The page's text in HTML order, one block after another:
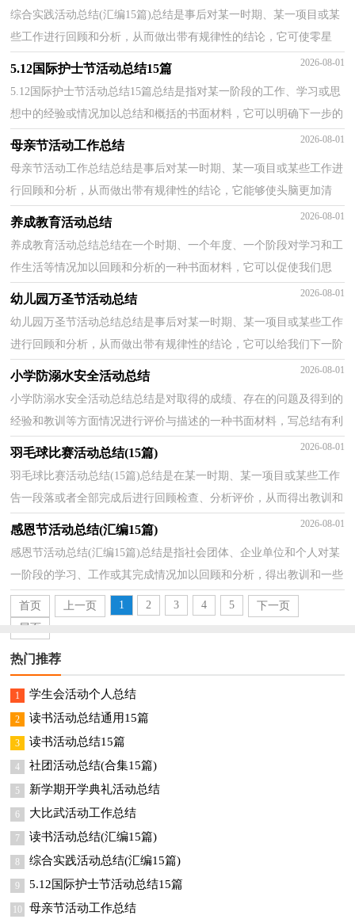
综合实践活动总结(汇编15篇)总结是事后对某一时期、某一项目或某
些工作进行回顾和分析，从而做出带有规律性的结论，它可使零星
的、肤浅的、表面的感性认知上升到全面的、系统的...
5.12国际护士节活动总结15篇 2026-08-01
5.12国际护士节活动总结15篇总结是指对某一阶段的工作、学习或思
想中的经验或情况加以总结和概括的书面材料，它可以明确下一步的
工作方向，少走弯路，少犯错误，提高工作效益，因此我...
母亲节活动工作总结 2026-08-01
母亲节活动工作总结总结是事后对某一时期、某一项目或某些工作进
行回顾和分析，从而做出带有规律性的结论，它能够使头脑更加清
醒，目标更加明确，为此我们要做好回顾，写好总结。总结...
养成教育活动总结 2026-08-01
养成教育活动总结总结在一个时期、一个年度、一个阶段对学习和工
作生活等情况加以回顾和分析的一种书面材料，它可以促使我们思
考，让我们抽出时间写写总结吧。总结怎么写才不会...
幼儿园万圣节活动总结 2026-08-01
幼儿园万圣节活动总结总结是事后对某一时期、某一项目或某些工作
进行回顾和分析，从而做出带有规律性的结论，它可以给我们下一阶
段的学习和工作生活做指导，为此我们要做好回顾，写...
小学防溺水安全活动总结 2026-08-01
小学防溺水安全活动总结总结是对取得的成绩、存在的问题及得到的
经验和教训等方面情况进行评价与描述的一种书面材料，写总结有利
于我们学习和工作能力的提高，为此我们要做好回...
羽毛球比赛活动总结(15篇) 2026-08-01
羽毛球比赛活动总结(15篇)总结是在某一时期、某一项目或某些工作
告一段落或者全部完成后进行回顾检查、分析评价，从而得出教训和
一些规律性认识的一种书面材料，它能使我们及时...
感恩节活动总结(汇编15篇) 2026-08-01
感恩节活动总结(汇编15篇)总结是指社会团体、企业单位和个人对某
一阶段的学习、工作或其完成情况加以回顾和分析，得出教训和一些
规律性认识的一种书面材料，它可以明确下一步的...
首页 上一页 1 2 3 4 5
下一页
尾页
热门推荐
1 学生会活动个人总结
2 读书活动总结通用15篇
3 读书活动总结15篇
4 社团活动总结(合集15篇)
5 新学期开学典礼活动总结
6 大比武活动工作总结
7 读书活动总结(汇编15篇)
8 综合实践活动总结(汇编15篇)
9 5.12国际护士节活动总结15篇
10 母亲节活动工作总结